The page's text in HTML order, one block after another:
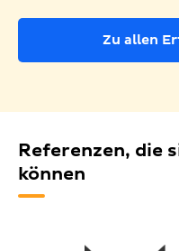
Zu allen
Referenzen, die
können